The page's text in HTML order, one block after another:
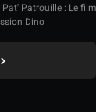
Pat' Patrouille : Le film
Dino